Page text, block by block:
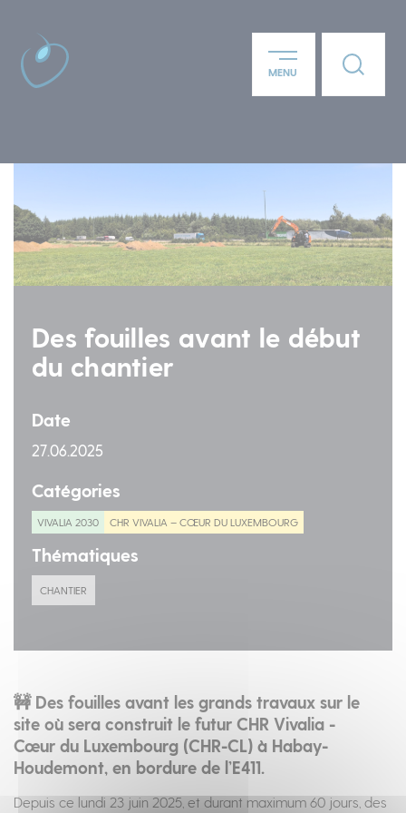
MENU Lien
Des fouilles avant le début
du chantier
Date
27.06.2025
Catégories
VIVALIA 2030 CHR VIVALIA – CŒUR DU LUXEMBOURG
Thématiques
CHANTIER
🚧 Des fouilles avant les grands travaux sur le
site où sera construit le futur CHR Vivalia -
Cœur du Luxembourg (CHR-CL) à Habay-
Houdemont, en bordure de l’E411.
Depuis ce lundi 23 juin 2025, et durant maximum 60 jours, des